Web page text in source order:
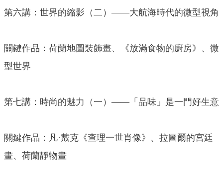
第六講：世界的縮影（二）——大航海時代的微型視角
關鍵作品：荷蘭地圖裝飾畫、《放滿食物的廚房》、微
型世界
第七講：時尚的魅力（一）——「品味」是一門好生意
關鍵作品：凡·戴克《查理一世肖像》、拉圖爾的宮廷
畫、荷蘭靜物畫